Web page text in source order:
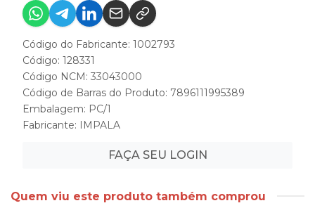
Código do Fabricante: 1002793
Código: 128331
Código NCM: 33043000
Código de Barras do Produto: 7896111995389
Embalagem: PC/1
Fabricante: IMPALA
FAÇA SEU LOGIN
Quem viu este produto também comprou